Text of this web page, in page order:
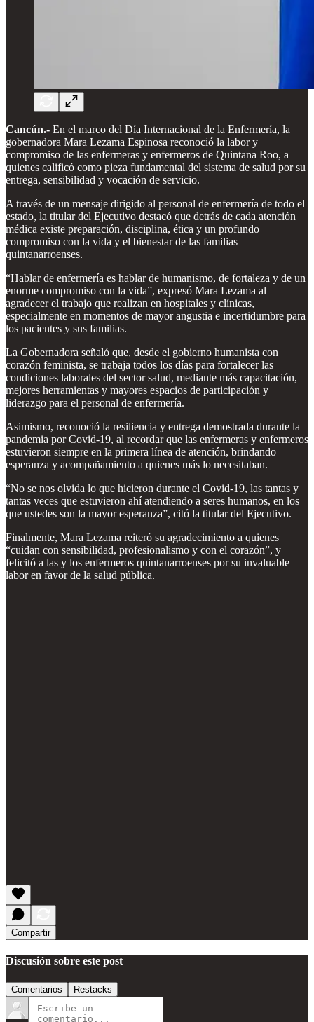
Cancún.- En el marco del Día Internacional de la Enfermería, la
gobernadora Mara Lezama Espinosa reconoció la labor y
compromiso de las enfermeras y enfermeros de Quintana Roo, a
quienes calificó como pieza fundamental del sistema de salud por su
entrega, sensibilidad y vocación de servicio.
A través de un mensaje dirigido al personal de enfermería de todo el
estado, la titular del Ejecutivo destacó que detrás de cada atención
médica existe preparación, disciplina, ética y un profundo
compromiso con la vida y el bienestar de las familias
quintanarroenses.
“Hablar de enfermería es hablar de humanismo, de fortaleza y de un
enorme compromiso con la vida”, expresó Mara Lezama al
agradecer el trabajo que realizan en hospitales y clínicas,
especialmente en momentos de mayor angustia e incertidumbre para
los pacientes y sus familias.
La Gobernadora señaló que, desde el gobierno humanista con
corazón feminista, se trabaja todos los días para fortalecer las
condiciones laborales del sector salud, mediante más capacitación,
mejores herramientas y mayores espacios de participación y
liderazgo para el personal de enfermería.
Asimismo, reconoció la resiliencia y entrega demostrada durante la
pandemia por Covid-19, al recordar que las enfermeras y enfermeros
estuvieron siempre en la primera línea de atención, brindando
esperanza y acompañamiento a quienes más lo necesitaban.
“No se nos olvida lo que hicieron durante el Covid-19, las tantas y
tantas veces que estuvieron ahí atendiendo a seres humanos, en los
que ustedes son la mayor esperanza”, citó la titular del Ejecutivo.
Finalmente, Mara Lezama reiteró su agradecimiento a quienes
“cuidan con sensibilidad, profesionalismo y con el corazón”, y
felicitó a las y los enfermeros quintanarroenses por su invaluable
labor en favor de la salud pública.
Compartir
Discusión sobre este post
Comentarios Restacks